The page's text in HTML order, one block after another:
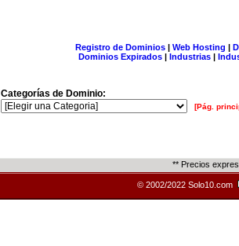
Registro de Dominios| Web Hosting |
Dominios Expirados | Industrias |
Categorías de Dominio:
[Pág.
** Precios
© 2002/2022 Solo10.com